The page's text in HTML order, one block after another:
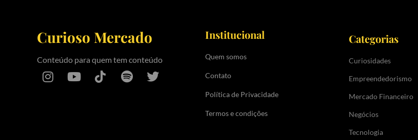
Curioso Mercado
Conteúdo para quem tem conteúdo
Institucional
Quem somos
Contato
Política de Privacidade
Termos e condições
Categorias
Curiosidades
Empreendedorismo
Mercado Financeiro
Negócios
Tecnologia